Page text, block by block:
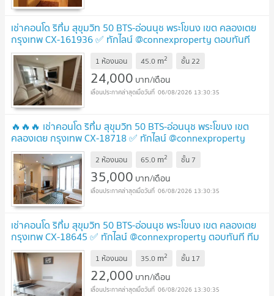
เช่าคอนโด ริทึ่ม สุขุมวิท 50 BTS-อ่อนนุช พระโขนง เขต คลองเตย
กรุงเทพ CX-161936 ✅ ทักไลน์ @connexproperty ตอบทันที
ทีมงานมืออาชีพ ✅
1 ห้องนอน 45.0 m2 ชั้น22
24,000 บาท/เดือน
06/08/2026 13:30:35
🔥🔥🔥 เช่าคอนโด ริทึ่ม สุขุมวิท 50 BTS-อ่อนนุช พระโขนง เขต
คลองเตย กรุงเทพ CX-18718 ✅ ทักไลน์ @connexproperty
ตอบทันที ทีมงานมืออาชีพ ✅ 🔥🔥🔥
2 ห้องนอน 65.0 m2 ชั้น 7
35,000 บาท/เดือน
06/08/2026 13:30:35
เช่าคอนโด ริทึ่ม สุขุมวิท 50 BTS-อ่อนนุช พระโขนง เขต คลองเตย
กรุงเทพ CX-18645 ✅ ทักไลน์ @connexproperty ตอบทันที ทีม
งานมืออาชีพ ✅ UPDATE !
1 ห้องนอน 35.0 m2 ชั้น 17
22,000 บาท/เดือน
06/08/2026 13:30:35